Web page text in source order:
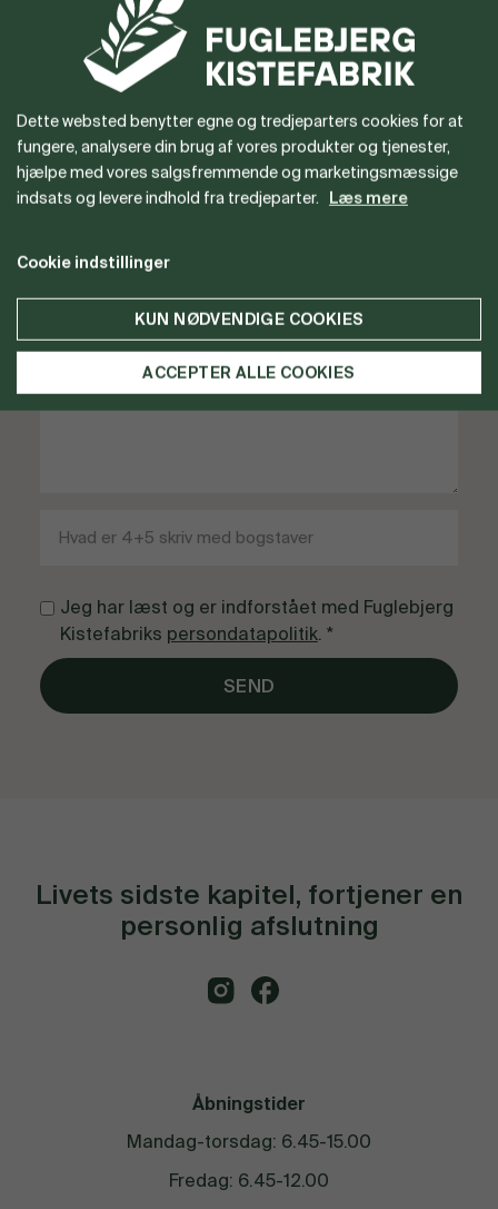
Vil du gerne være forhandler
eller har du spørgsmål?
Jeg har læst og er indforstået med Fuglebjerg
Kistefabriks persondatapolitik. *
Livets sidste kapitel, fortjener en
personlig afslutning
Åbningstider
Mandag-torsdag: 6.45-15.00
Fredag: 6.45-12.00
Dette websted benytter egne og tredjeparters cookies for at
fungere, analysere din brug af vores produkter og tjenester,
hjælpe med vores salgsfremmende og marketingsmæssige
indsats og levere indhold fra tredjeparter. Læs mere
Cookie indstillinger
KUN NØDVENDIGE COOKIES
ACCEPTER ALLE COOKIES